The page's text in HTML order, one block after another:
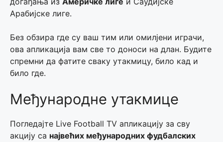
Арабијске лиге.
Без обзира где су ваш тим или омилјени играчи,
ова апликација вам све то доноси на длан. Будите
спремни да фатите сваку утакмицу, било кад и
било где.
Међународне утакмице
Погледајте Live Football TV апликацију за сву
акцију са највећих међународних фудбалских